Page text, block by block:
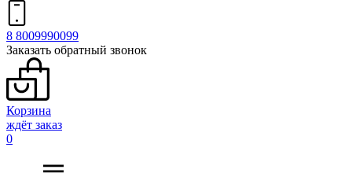
8 8009990099
Заказать обратный звонок
Корзина
ждёт заказ
0